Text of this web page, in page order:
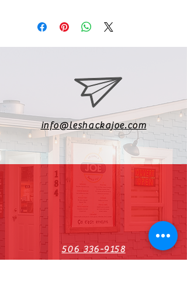
info@leshackajoe.com
506 336-9158